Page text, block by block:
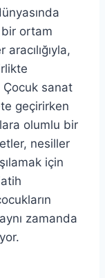
ortam
Çocuk sanat
geçirirken
olumlu bir
nesiller
için
zamanda